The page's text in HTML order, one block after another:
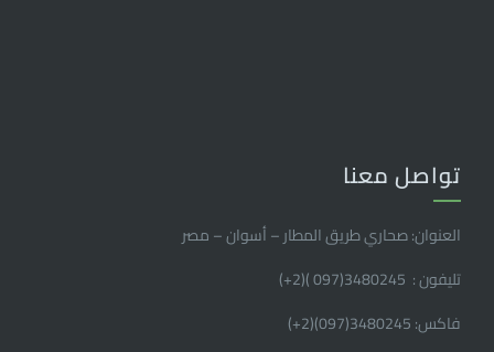
تواصل معنا
العنوان: صحاري طريق المطار – أسوان – مصر
تليفون : 3480245(097 )(2
+
)
فاكس: 3480245(097)(2
+
)